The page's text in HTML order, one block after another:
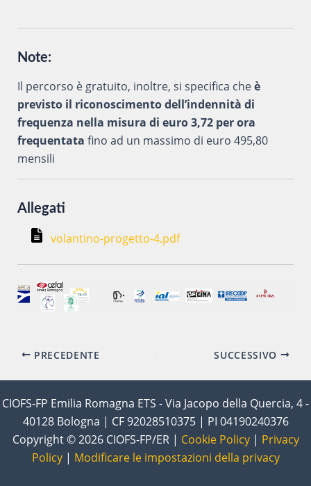
Note:
Il percorso è gratuito, inoltre, si specifica cheè
previsto il riconoscimento dell’indennità di
frequenza nella misura di euro 3,72 per ora
frequentata fino ad un massimo di euro 495,80
mensili
Allegati
volantino-progetto-4.pdf
Navigazione
PRECEDENTE SUCCESSIVO
CIOFS-FP Emilia Romagna ETS - Via Jacopo della Quercia, 4 -
40128 Bologna | CF 92028510375 | PI 04190240376
Copyright © 2026 CIOFS-FP/ER | Cookie Policy| Privacy
Policy| Modificare le impostazioni della privacy